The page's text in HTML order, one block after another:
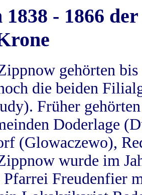
1838 - 1866
gehörten
die beiden
Früher
Doderlage
(Glowaczewo),
wurde im
Pfarrei Freudenfier